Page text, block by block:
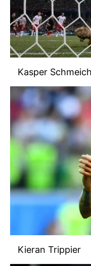
6698 sayılı Kişisel
hazırlanmış
ilgili mevzuata uygun
almak için lütfen
Kasper
Kieran Trippier